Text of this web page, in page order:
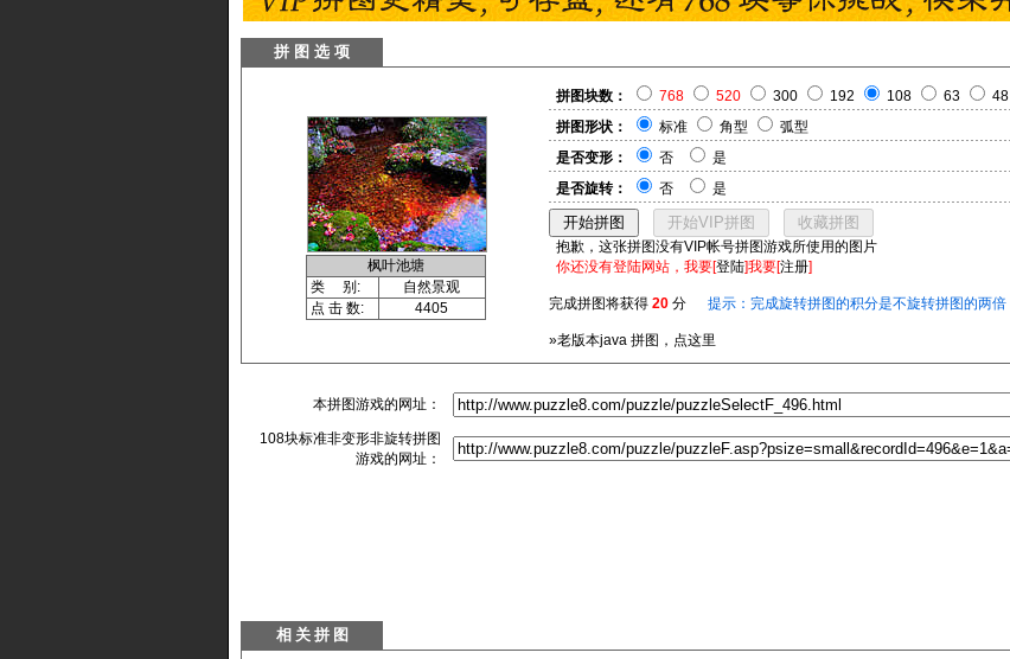
拼 图 选 项
枫叶池塘
类 别:
自然景观
点 击 数:
4405
拼图块数： 768 520 300 192 108 63 48
拼图形状：
标准 角型
弧型
是否变形：
否
是
是否旋转：
否 是
抱歉，这张拼图没有VIP帐号拼图游戏所使用的图片
你还没有登陆网站，我要[登陆]我要[注册]
完成拼图将获得 20 分 提示：完成旋转拼图的积分是不旋转拼图的两倍
»老版本java 拼图，点这里
本拼图游戏的网址：
108块标准非变形非旋转拼图
游戏的网址：